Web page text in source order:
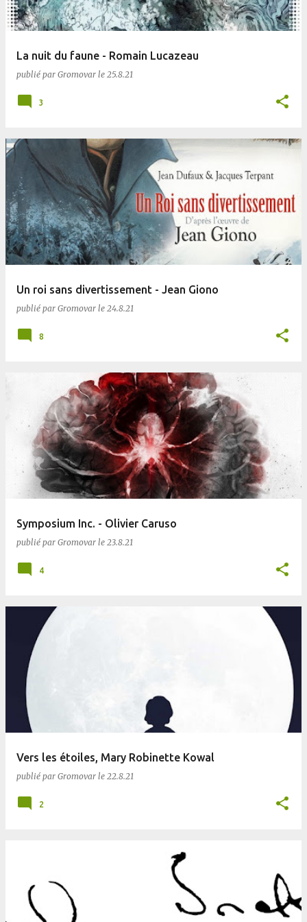
La nuit du faune - Romain Lucazeau
publié par Gromovar le 25.8.21
3
Un roi sans divertissement - Jean Giono
publié par Gromovar le 24.8.21
8
Symposium Inc. - Olivier Caruso
publié par Gromovar le 23.8.21
4
Vers les étoiles, Mary Robinette Kowal
publié par Gromovar le 22.8.21
2